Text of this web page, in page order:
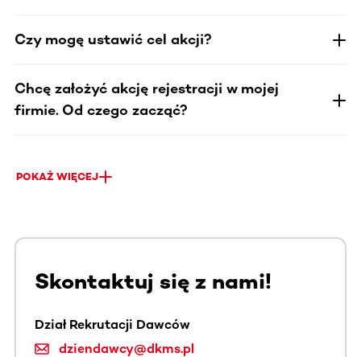
Czy mogę ustawić cel akcji?
Chcę założyć akcję rejestracji w mojej
firmie. Od czego zacząć?
POKAŻ WIĘCEJ
Skontaktuj się z nami!
Dział Rekrutacji Dawców
dziendawcy@dkms.pl